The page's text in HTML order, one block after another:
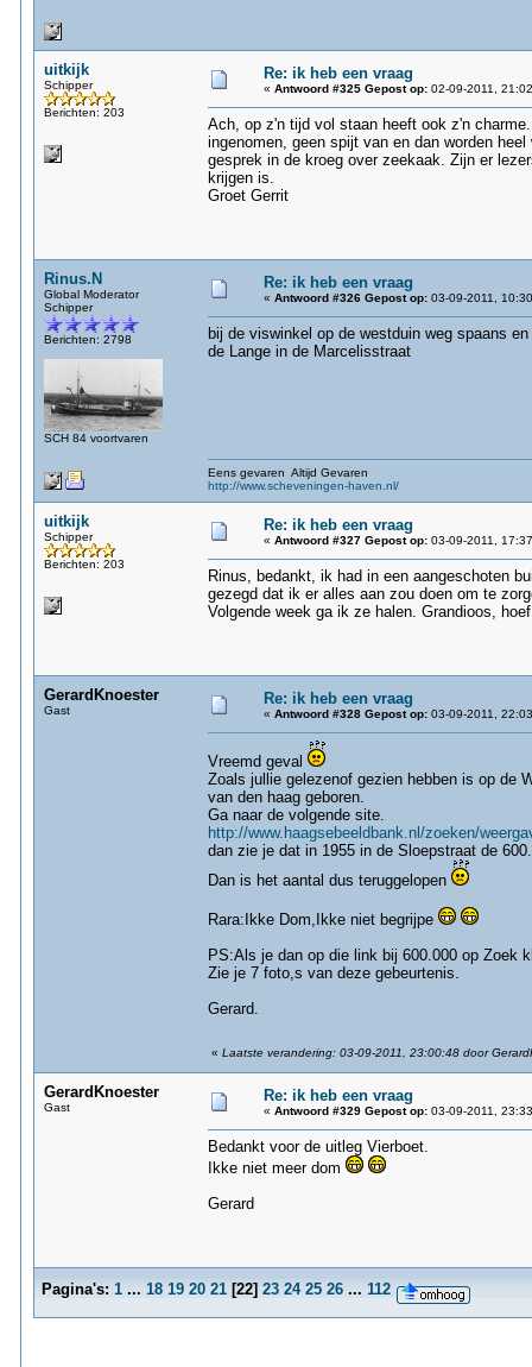
uitkijk
Schipper
Berichten: 203
Re: ik heb een vraag
« Antwoord #325 Gepost op:02-09-2011,
Ach, op z'n tijd vol staan heeft ook z'n
ingenomen, geen spijt van en dan worden
gesprek in de kroeg over zeekaak. Zijn er
krijgen is.
Groet Gerrit
Rinus.N
Global Moderator
Schipper
Berichten: 2798
SCH 84 voortvaren
Re: ik heb een vraag
« Antwoord #326 Gepost op:03-09-2011,
bij de viswinkel op de westduin weg spaans en
de Lange in de Marcelisstraat
Eens gevaren Altijd Gevaren
http://www.scheveningen-haven.nl/
uitkijk
Schipper
Berichten: 203
Re: ik heb een vraag
« Antwoord #327 Gepost op:03-09-2011,
Rinus, bedankt, ik had in een aangeschoten
gezegd dat ik er alles aan zou doen om te
Volgende week ga ik ze halen. Grandioos,
GerardKnoester
Gast
Re: ik heb een vraag
« Antwoord #328 Gepost op:03-09-2011,
Vreemd geval
Zoals jullie gelezenof gezien hebben is op de
van den haag geboren.
Ga naar de volgende site.
http://www.haagsebeeldbank.nl/zoeken/
dan zie je dat in 1955 in de Sloepstraat de
Dan is het aantal dus teruggelopen
Rara:Ikke Dom,Ikke niet begrijpe
PS:Als je dan op die link bij 600.000 op Zoek
Zie je 7 foto,s van deze gebeurtenis.
Gerard.
« Laatste verandering: 03-09-2011, 23:00:48 door
GerardKnoester
Gast
Re: ik heb een vraag
« Antwoord #329 Gepost op:03-09-2011,
Bedankt voor de uitleg Vierboet.
Ikke niet meer dom
Gerard
Pagina's: 1 ... 18 19 20 21[22] 23 24 25 26 ... 112